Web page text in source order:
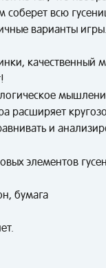
соберет всю
варианты игры.
расширяет
и
элементов
бумага